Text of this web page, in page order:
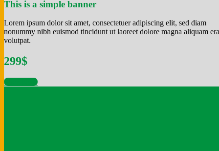
This is a simple banner
Lorem ipsum dolor sit amet, consectetuer adipiscing elit, sed diam
nonummy nibh euismod tincidunt ut laoreet dolore magna aliquam
volutpat.
299$
Shop Now